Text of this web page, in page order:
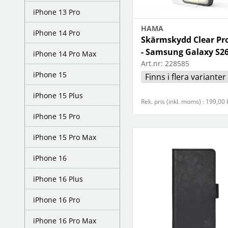
Se fler...
LAGRINGSMEDIA
arkiv
band
förvaring och märkning
hdd
kamera-tape
Se fler...
leksaker
pussel
spel
SPORT OCH FRITID
cykel
kikare
kläder
radioapparater
resetillbehör
Se fler...
SURF- OCH LÄSPLATTOR
skärmskydd
iPhone 13 Pro
iPhone 14 Pro
iPhone 14 Pro Max
iPhone 15
iPhone 15 Plus
iPhone 15 Pro
iPhone 15 Pro Max
iPhone 16
iPhone 16 Plus
iPhone 16 Pro
iPhone 16 Pro Max
HAMA
Skärmskydd Clear
- Samsung Galaxy
Art.nr: 228585
Finns i flera varianter
Rek. pris (inkl. moms) : 199,00